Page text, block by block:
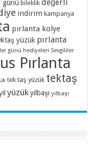
günü bileklik değerli
indirim kampanya
pırlanta kolye
yüzük pırlanta
günü hediyeleri Sevgililer
Pırlanta
tek taş yüzük tektaş
yüzük yılbaşı yılbaşı